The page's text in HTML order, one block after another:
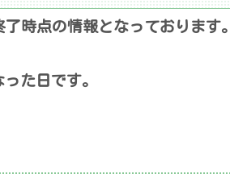
時点の情報となっております。
た日です。